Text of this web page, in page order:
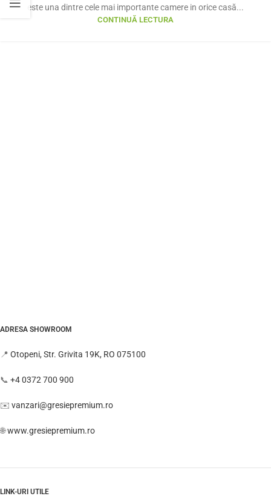
este una dintre cele mai importante camere in orice casă...
CONTINUĂ LECTURA
ADRESA SHOWROOM
📍 Otopeni, Str. Grivita 19K, RO 075100
📞 +4 0372 700 900
✉️ vanzari@gresiepremium.ro
🌐www.gresiepremium.ro
LINK-URI UTILE